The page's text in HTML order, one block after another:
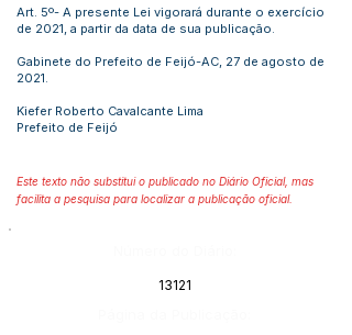
Art. 5º- A presente Lei vigorará durante o exercício
de 2021, a partir da data de sua publicação.
Gabinete do Prefeito de Feijó-AC, 27 de agosto de
2021.
Kiefer Roberto Cavalcante Lima
Prefeito de Feijó
Este texto não substitui o publicado no Diário Oficial, mas
facilita a pesquisa para localizar a publicação oficial.
13121